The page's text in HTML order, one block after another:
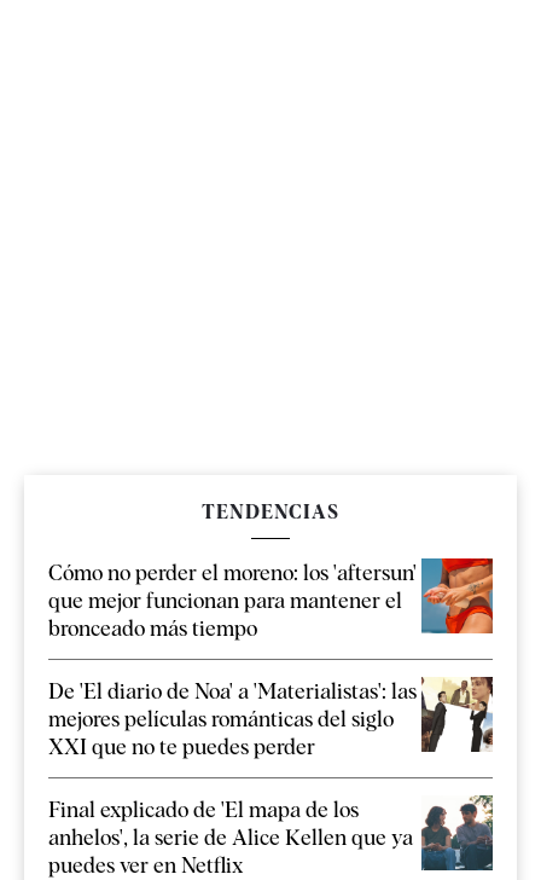
TENDENCIAS
Cómo no perder el moreno: los 'aftersun'
que mejor funcionan para mantener el
bronceado más tiempo
De 'El diario de Noa' a 'Materialistas': las
mejores películas románticas del siglo
XXI que no te puedes perder
Final explicado de 'El mapa de los
anhelos', la serie de Alice Kellen que ya
puedes ver en Netflix